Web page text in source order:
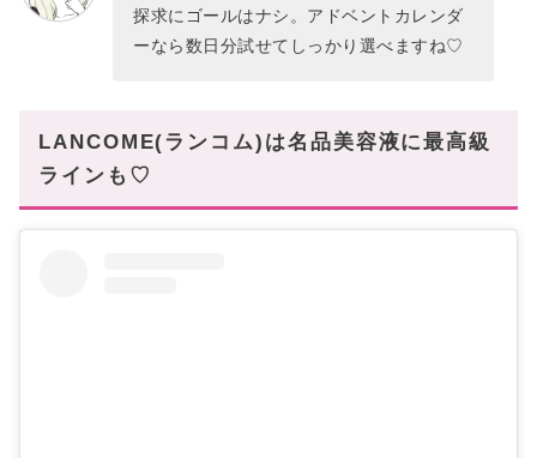
探求にゴールはナシ。アドベントカレンダ
ーなら数日分試せてしっかり選べますね♡
LANCOME(ランコム)は名品美容液に最高級
ラインも♡